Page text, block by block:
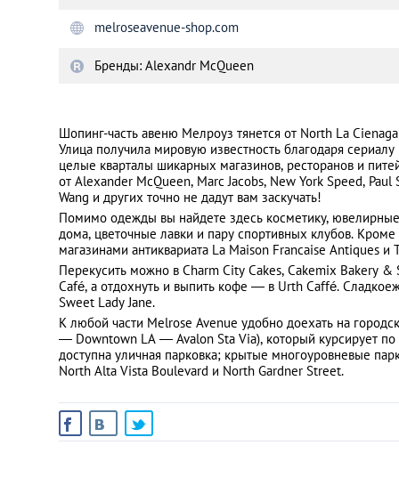
melroseavenue-shop.com
Бренды: Alexandr McQueen
Шопинг-часть авеню Мелроуз тянется от North La
Улица получила мировую известность благодаря
целые кварталы шикарных магазинов, ресторанов и
от Alexander McQueen, Marc Jacobs, New York Speed,
Wang и других точно не дадут вам заскучать!
Помимо одежды вы найдете здесь косметику,
дома, цветочные лавки и пару спортивных клубов. Кроме
магазинами антиквариата La Maison Francaise Antiques
Перекусить можно в Charm City Cakes, Cakemix Bakery &
Café, а отдохнуть и выпить кофе ― в Urth Caffé.
Sweet Lady Jane.
К любой части Melrose Avenue удобно доехать на
― Downtown LA ― Avalon Sta Via), который курсирует по
доступна уличная парковка; крытые многоуровневые
North Alta Vista Boulevard и North Gardner Street.